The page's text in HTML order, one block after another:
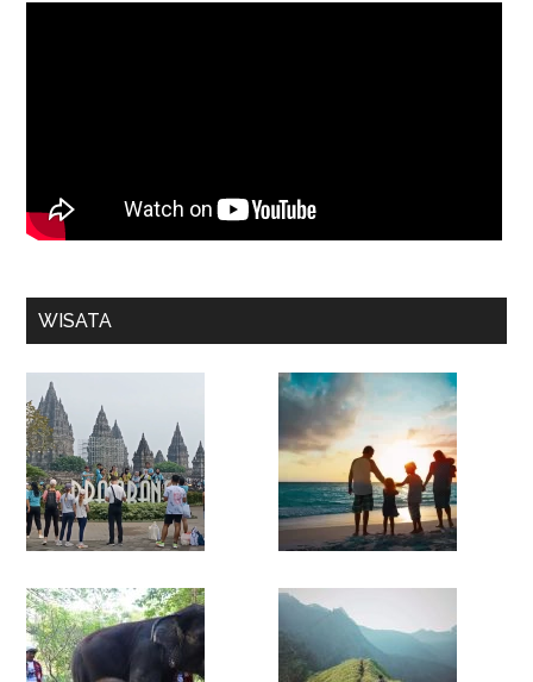
WISATA